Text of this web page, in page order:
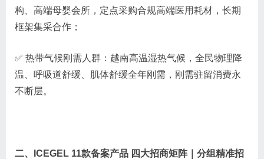
构、高端母婴会所，定点采购合规高端医用耗材，长期
框架集采合作；
✅ 热带气候刚需人群：越南高温湿热气候，全民物理降
温、呼吸道舒缓、肌体舒缓全年刚需，刚需驻留消费永
不断层。
二、ICEGEL 11款备案产品 四大招商矩阵｜分组精准招